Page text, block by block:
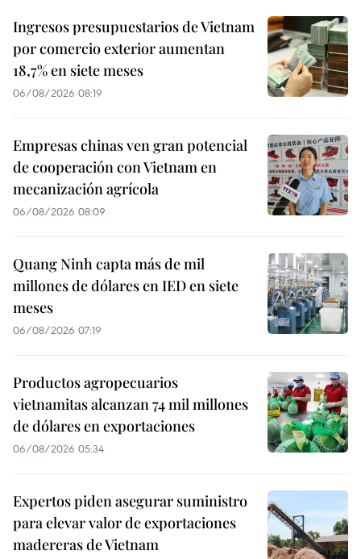
Ingresos presupuestarios de Vietnam
por comercio exterior aumentan
18,7% en siete meses
06/08/2026 08:19
Empresas chinas ven gran potencial
de cooperación con Vietnam en
mecanización agrícola
06/08/2026 08:09
Quang Ninh capta más de mil
millones de dólares en IED en siete
meses
06/08/2026 07:19
Productos agropecuarios
vietnamitas alcanzan 74 mil millones
de dólares en exportaciones
06/08/2026 05:34
Expertos piden asegurar suministro
para elevar valor de exportaciones
madereras de Vietnam